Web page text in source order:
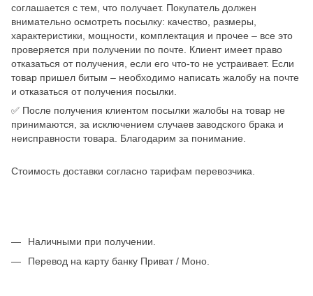
соглашается с тем, что получает. Покупатель должен
внимательно осмотреть посылку: качество, размеры,
характеристики, мощности, комплектация и прочее – все это
проверяется при получении по почте. Клиент имеет право
отказаться от получения, если его что-то не устраивает. Если
товар пришел битым – необходимо написать жалобу на почте
и отказаться от получения посылки.
✅ После получения клиентом посылки жалобы на товар не
принимаются, за исключением случаев заводского брака и
неисправности товара. Благодарим за понимание.
Стоимость доставки согласно тарифам перевозчика.
Наличными при получении.
Перевод на карту банку Приват / Моно.